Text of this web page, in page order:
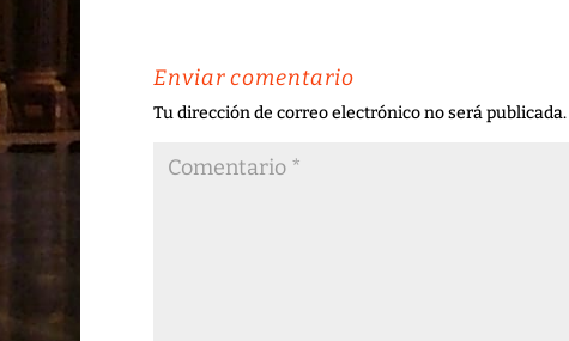
Enviar comentario
Tu dirección de correo electrónico no será publicada.